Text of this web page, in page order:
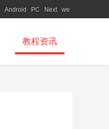
Android PC Next we
教程资讯